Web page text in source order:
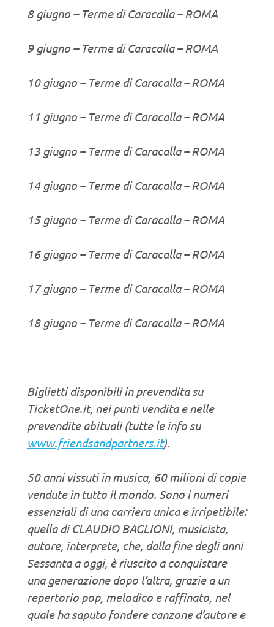
8 giugno – Terme di Caracalla – ROMA
9 giugno – Terme di Caracalla – ROMA
10 giugno – Terme di Caracalla – ROMA
11 giugno – Terme di Caracalla – ROMA
13 giugno – Terme di Caracalla – ROMA
14 giugno – Terme di Caracalla – ROMA
15 giugno – Terme di Caracalla – ROMA
16 giugno – Terme di Caracalla – ROMA
17 giugno – Terme di Caracalla – ROMA
18 giugno – Terme di Caracalla – ROMA
Biglietti disponibili in prevendita su
TicketOne.it, nei punti vendita e nelle
prevendite abituali (tutte le info su
www.friendsandpartners.it).
50 anni vissuti in musica, 60 milioni di copie
vendute in tutto il mondo. Sono i numeri
essenziali di una carriera unica e irripetibile:
quella di CLAUDIO BAGLIONI, musicista,
autore, interprete, che, dalla fine degli anni
Sessanta a oggi, è riuscito a conquistare
una generazione dopo l’altra, grazie a un
repertorio pop, melodico e raffinato, nel
quale ha saputo fondere canzone d’autore e